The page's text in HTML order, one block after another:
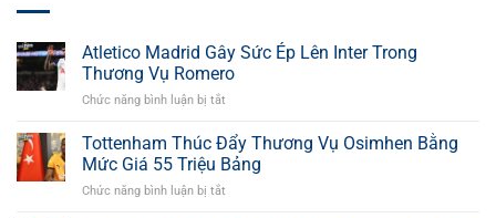
Atletico Madrid Gây Sức Ép Lên Inter Trong
Thương Vụ Romero
Chức năng bình luận bị tắt
Madrid
Gây
Sức
Tottenham Thúc Đẩy Thương Vụ Osimhen Bằng
Mức Giá 55 Triệu Bảng
Chức năng bình luận bị tắt